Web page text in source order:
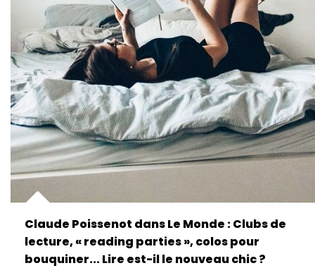
Claude Poissenot dans Le Monde : Clubs de
lecture, « reading parties », colos pour
bouquiner... Lire est-il le nouveau chic ?